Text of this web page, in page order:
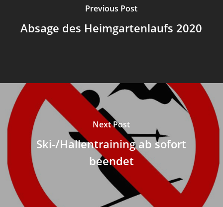
Previous Post
Absage des Heimgartenlaufs 2020
Next Post
Ski-/Hallentraining ab sofort
beendet